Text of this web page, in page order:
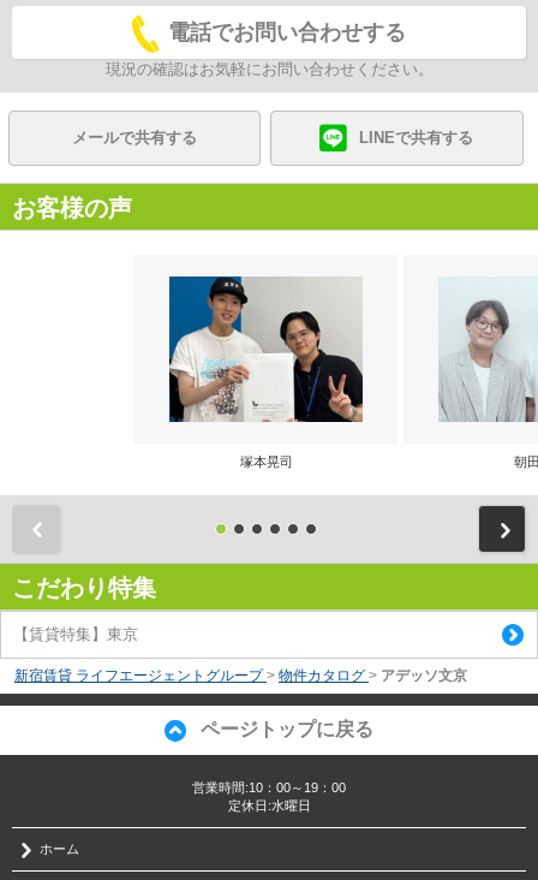
電話でお問い合わせする
現況の確認はお気軽にお問い合わせください。
メールで共有する LINEで共有する
お客様の声
塚本晃司 朝
こだわり特集
【賃貸特集】東京
新宿賃貸 ライフエージェントグループ > 物件カタログ > アデッソ文京
ページトップに戻る
営業時間:10：00～19：00
定休日:水曜日
ホーム